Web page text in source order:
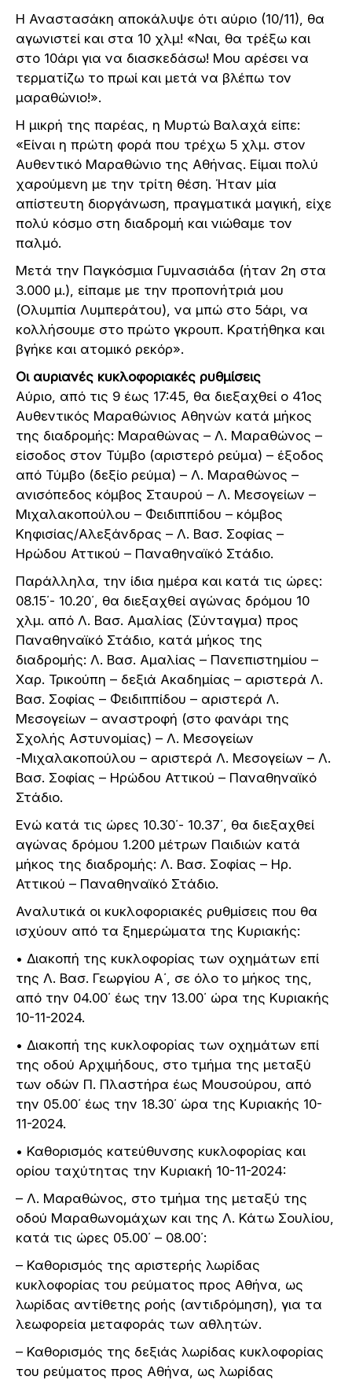
Η Αναστασάκη αποκάλυψε ότι αύριο (10/11), θα
αγωνιστεί και στα 10 χλμ! «Ναι, θα τρέξω και
στο 10άρι για να διασκεδάσω! Μου αρέσει να
τερματίζω το πρωί και μετά να βλέπω τον
μαραθώνιο!».
Η μικρή της παρέας, η Μυρτώ Βαλαχά είπε:
«Είναι η πρώτη φορά που τρέχω 5 χλμ. στον
Αυθεντικό Μαραθώνιο της Αθήνας. Είμαι πολύ
χαρούμενη με την τρίτη θέση. Ήταν μία
απίστευτη διοργάνωση, πραγματικά μαγική, είχε
πολύ κόσμο στη διαδρομή και νιώθαμε τον
παλμό.
Μετά την Παγκόσμια Γυμνασιάδα (ήταν 2η στα
3.000 μ.), είπαμε με την προπονήτριά μου
(Ολυμπία Λυμπεράτου), να μπώ στο 5άρι, να
κολλήσουμε στο πρώτο γκρουπ. Κρατήθηκα και
βγήκε και ατομικό ρεκόρ».
Οι αυριανές κυκλοφοριακές ρυθμίσεις
Αύριο, από τις 9 έως 17:45, θα διεξαχθεί ο 41ος
Αυθεντικός Μαραθώνιος Αθηνών κατά μήκος
της διαδρομής: Μαραθώνας – Λ. Μαραθώνος –
είσοδος στον Τύμβο (αριστερό ρεύμα) – έξοδος
από Τύμβο (δεξίο ρεύμα) – Λ. Μαραθώνος –
ανισόπεδος κόμβος Σταυρού – Λ. Μεσογείων –
Μιχαλακοπούλου – Φειδιππίδου – κόμβος
Κηφισίας/Αλεξάνδρας – Λ. Βασ. Σοφίας –
Ηρώδου Αττικού – Παναθηναϊκό Στάδιο.
Παράλληλα, την ίδια ημέρα και κατά τις ώρες:
08.15΄- 10.20΄, θα διεξαχθεί αγώνας δρόμου 10
χλμ. από Λ. Βασ. Αμαλίας (Σύνταγμα) προς
Παναθηναϊκό Στάδιο, κατά μήκος της
διαδρομής: Λ. Βασ. Αμαλίας – Πανεπιστημίου –
Χαρ. Τρικούπη – δεξιά Ακαδημίας – αριστερά Λ.
Βασ. Σοφίας – Φειδιππίδου – αριστερά Λ.
Μεσογείων – αναστροφή (στο φανάρι της
Σχολής Αστυνομίας) – Λ. Μεσογείων
-Μιχαλακοπούλου – αριστερά Λ. Μεσογείων – Λ.
Βασ. Σοφίας – Ηρώδου Αττικού – Παναθηναϊκό
Στάδιο.
Ενώ κατά τις ώρες 10.30΄- 10.37΄, θα διεξαχθεί
αγώνας δρόμου 1.200 μέτρων Παιδιών κατά
μήκος της διαδρομής: Λ. Βασ. Σοφίας – Ηρ.
Αττικού – Παναθηναϊκό Στάδιο.
Αναλυτικά οι κυκλοφοριακές ρυθμίσεις που θα
ισχύουν από τα ξημερώματα της Κυριακής:
• Διακοπή της κυκλοφορίας των οχημάτων επί
της Λ. Βασ. Γεωργίου Α΄, σε όλο το μήκος της,
από την 04.00΄ έως την 13.00΄ ώρα της Κυριακής
10-11-2024.
• Διακοπή της κυκλοφορίας των οχημάτων επί
της οδού Αρχιμήδους, στο τμήμα της μεταξύ
των οδών Π. Πλαστήρα έως Μουσούρου, από
την 05.00΄ έως την 18.30΄ ώρα της Κυριακής 10-
11-2024.
• Καθορισμός κατεύθυνσης κυκλοφορίας και
ορίου ταχύτητας την Κυριακή 10-11-2024:
– Λ. Μαραθώνος, στο τμήμα της μεταξύ της
οδού Μαραθωνομάχων και της Λ. Κάτω Σουλίου,
κατά τις ώρες 05.00΄ – 08.00΄:
– Καθορισμός της αριστερής λωρίδας
κυκλοφορίας του ρεύματος προς Αθήνα, ως
λωρίδας αντίθετης ροής (αντιδρόμηση), για τα
λεωφορεία μεταφοράς των αθλητών.
– Καθορισμός της δεξιάς λωρίδας κυκλοφορίας
του ρεύματος προς Αθήνα, ως λωρίδας